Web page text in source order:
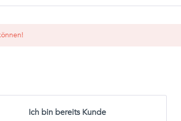
Ich bin bereits Kunde